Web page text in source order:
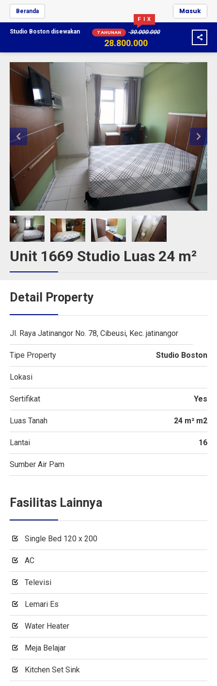
Beranda Masuk
Studio Boston disewakan
F I X
TAHUNAN 30.000.000
28.800.000
Unit 1669 Studio Luas 24 m²
Detail Property
Jl. Raya Jatinangor No. 78, Cibeusi, Kec. jatinangor
Tipe Property Studio Boston
Lokasi
Sertifikat Yes
Luas Tanah 24 m² m2
Lantai 16
Sumber Air Pam
Fasilitas Lainnya
Single Bed 120 x 200
AC
Televisi
Lemari Es
Water Heater
Meja Belajar
Kitchen Set Sink